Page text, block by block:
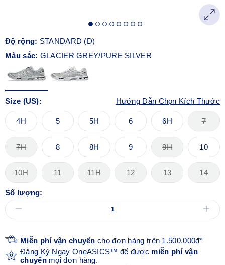
Độ rộng: STANDARD (D)
Màu sắc: GLACIER GREY/PURE SILVER
Size (US): Hướng Dẫn Chọn Kích Thước
4H 5 5H 6 6H 7
7H 8 8H 9 9H 10
10H 11 11H 12 13 14
Số lượng:
Miễn phí vận chuyển cho đơn hàng trên 1.500.000đ*
Đăng Ký Ngay OneASICS™ để được miễn phí vận
chuyểnmọi đơn hàng.